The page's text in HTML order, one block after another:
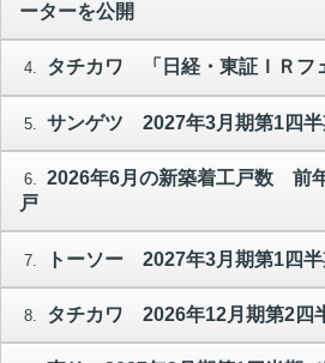
ーターを公開
4. タチカワ 「日経・東証ＩＲフ
5. サンゲツ 2027年3月期第1四半
6. 2026年6月の新築着工戸数 前
戸
7. トーソー 2027年3月期第1四
8. タチカワ 2026年12月期第2四